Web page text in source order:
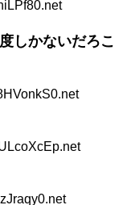
しかないだろこ